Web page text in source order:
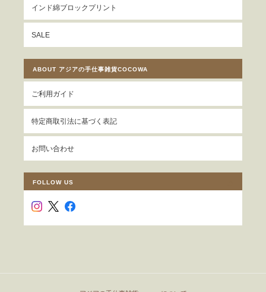
インド綿ブロックプリント
SALE
ABOUT アジアの手仕事雑貨COCOWA
ご利用ガイド
特定商取引法に基づく表記
お問い合わせ
FOLLOW US